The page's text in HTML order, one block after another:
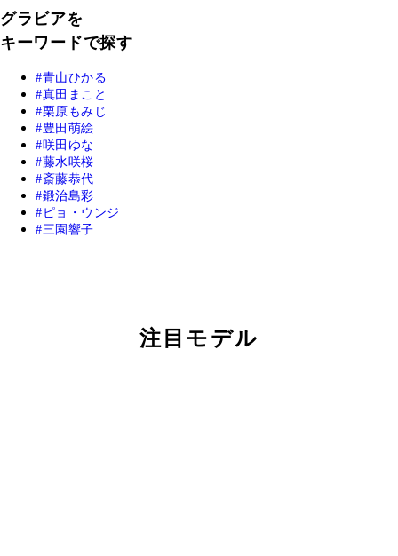
グラビアを
キーワードで探す
青山ひかる
真田まこと
栗原もみじ
豊田萌絵
咲田ゆな
藤水咲桜
斎藤恭代
鍛治島彩
ピョ・ウンジ
三園響子
注目モデル